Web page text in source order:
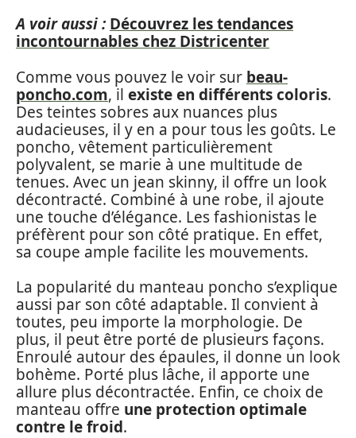
A voir aussi : Découvrez les tendances
incontournables chez Districenter
Comme vous pouvez le voir sur beau-
poncho.com, il existe en différents coloris.
Des teintes sobres aux nuances plus
audacieuses, il y en a pour tous les goûts. Le
poncho, vêtement particulièrement
polyvalent, se marie à une multitude de
tenues. Avec un jean skinny, il offre un look
décontracté. Combiné à une robe, il ajoute
une touche d’élégance. Les fashionistas le
préfèrent pour son côté pratique. En effet,
sa coupe ample facilite les mouvements.
La popularité du manteau poncho s’explique
aussi par son côté adaptable. Il convient à
toutes, peu importe la morphologie. De
plus, il peut être porté de plusieurs façons.
Enroulé autour des épaules, il donne un look
bohème. Porté plus lâche, il apporte une
allure plus décontractée. Enfin, ce choix de
manteau offre une protection optimale
contre le froid.